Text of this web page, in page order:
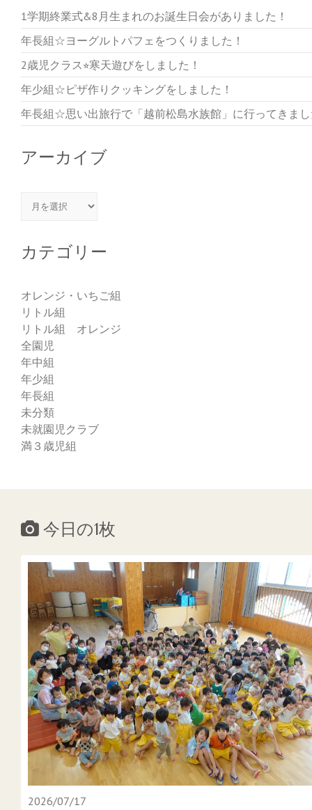
1学期終業式&8月生まれのお誕生日会がありました！
年長組☆ヨーグルトパフェをつくりました！
2歳児クラス⭐︎寒天遊びをしました！
年少組☆ピザ作りクッキングをしました！
年長組☆思い出旅行で「越前松島水族館」に行ってきま
アーカイブ
アーカイブ
カテゴリー
オレンジ・いちご組
リトル組
リトル組 オレンジ
全園児
年中組
年少組
年長組
未分類
未就園児クラブ
満３歳児組
今日の1枚
2026/07/17